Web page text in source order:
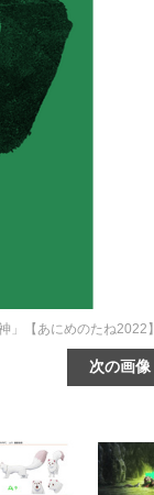
【あにめのたね2022】
次の画像